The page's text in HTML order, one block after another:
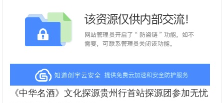
《中华名酒》文化探源贵州行首站探源团参加无忧